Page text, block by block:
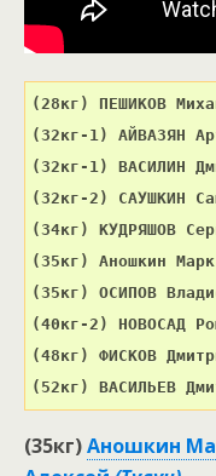
(28кг ) ПЕШИКОВ
(32кг-1) АЙВАЗЯН
(32кг-1) ВАСИЛИН
(32кг-2 ) САУШКИН
(34кг ) КУДРЯШОВ
(35кг ) Аношкин Марк
(35кг ) ОСИПОВ
(40кг-2 ) НОВОСАД
(48кг ) ФИСКОВ
(52кг) ВАСИЛЬЕВ
(35кг)Аношкин